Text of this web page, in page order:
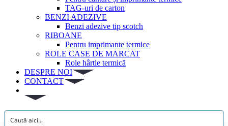
TAG-uri de carton
BENZI ADEZIVE
Benzi adezive tip scotch
RIBOANE
Pentru imprimante termice
ROLE CASE DE MARCAT
Role hârtie termică
DESPRE NOI
CONTACT